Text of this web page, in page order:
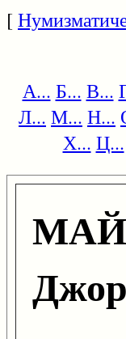
[
А... Б... В...
Л... М... Н...
Х... Ц...